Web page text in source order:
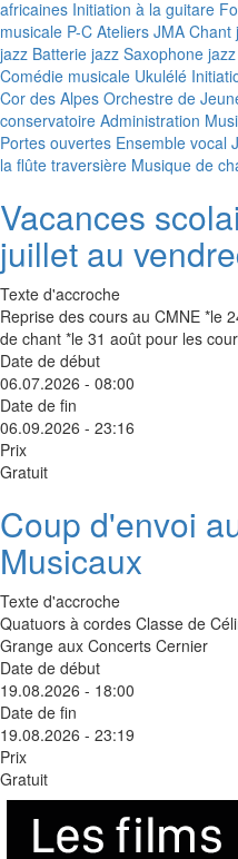
africaines Initiation à la guitare
musicale P-C Ateliers JMA Chant
jazz Batterie jazz Saxophone jazz
Comédie musicale Ukulélé
Cor des Alpes Orchestre de
conservatoire Administration
Portes ouvertes Ensemble vocal
la flûte traversière Musique de
Vacances
juillet au
Texte d'accroche
Reprise des cours au CMNE *le
de chant *le 31 août pour les
Date de début
06.07.2026 - 08:00
Date de fin
06.09.2026 - 23:16
Prix
Gratuit
Coup d'envoi
Musicaux
Texte d'accroche
Quatuors à cordes Classe de
Grange aux Concerts Cernier
Date de début
19.08.2026 - 18:00
Date de fin
19.08.2026 - 23:19
Prix
Gratuit